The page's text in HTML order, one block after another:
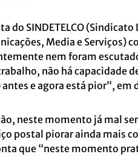
do SINDETELCO
Media e Serviços)
nem foram
não há capacidade
e agora está pior”, em
neste momento já mal
postal piorar ainda mais
que “neste momento